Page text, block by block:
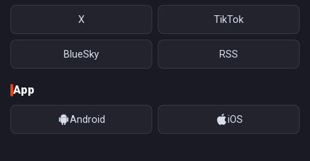
X TikTok
BlueSky RSS
App
Android iOS